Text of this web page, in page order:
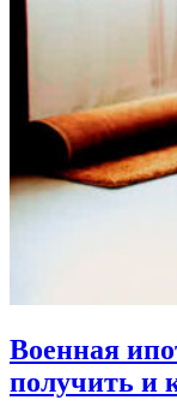
Военная
получить и